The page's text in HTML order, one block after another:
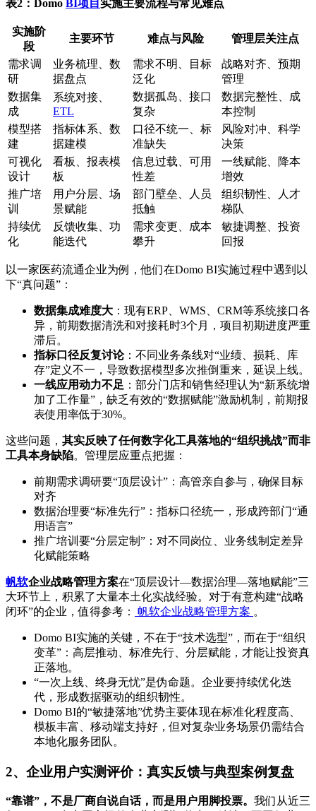
表2：Domo BI项目 实施主要流程与常见难点
实施阶
段
主要环节 难点与风险 管理层关注点
需求调
研
业务梳理、数
据盘点
需求不明、目标
泛化
战略对齐、预期
管理
数据集
成
系统对接、
ETL
数据孤岛、接口
复杂
数据完整性、成
本控制
模型搭
建
指标体系、数
据建模
口径不统一、标
准缺失
风险对冲、科学
决策
可视化
设计
看板、报表模
板
信息过载、可用
性差
一线赋能、降本
增效
推广培
训
用户分层、场
景赋能
部门壁垒、人员
抵触
组织韧性、人才
梯队
持续优
化
反馈收集、功
能迭代
需求变更、成本
攀升
敏捷调整、投资
回报
以一家医药流通企业为例，他们在Domo BI实施过程中遇到以
下“真问题”：
数据集成难度大 ：现有ERP、WMS、CRM等系统接口各
异，前期数据清洗和对接耗时3个月，项目初期进度严重
滞后。
指标口径反复讨论：不同业务条线对“业绩、损耗、库
存”定义不一，导致数据模型多次推倒重来，延误上线。
一线应用动力不足 ：部分门店和销售经理认为“新系统增
加了工作量”，缺乏有效的“数据赋能”激励机制，前期报
表使用率低于30%。
这些问题， 其实反映了任何数字化工具落地的“组织挑战”而非
工具本身缺陷。管理层应重点把握：
前期需求调研要“顶层设计”：高管亲自参与，确保目标
对齐
数据治理要“标准先行”：指标口径统一，形成跨部门“通
用语言”
推广培训要“分层定制”：对不同岗位、业务线制定差异
化赋能策略
帆软企业战略管理方案在“顶层设计—数据治理—落地赋能”三
大环节上，积累了大量本土化实战经验。对于有意构建“战略
闭环”的企业，值得参考：
帆软企业战略管理方案 。
Domo BI实施的关键，不在于“技术选型”，而在于“组织
变革”：高层推动、标准先行、分层赋能，才能让投资真
正落地。
“一次上线、终身无忧”是伪命题。企业要持续优化迭
代，形成数据驱动的组织韧性。
Domo BI的“敏捷落地”优势主要体现在标准化程度高、
模板丰富、移动端支持好，但对复杂业务场景仍需结合
本地化服务团队。
2、企业用户实测评价：真实反馈与典型案例复盘
“靠谱”，不是厂商自说自话，而是用户用脚投票。 我们从近三